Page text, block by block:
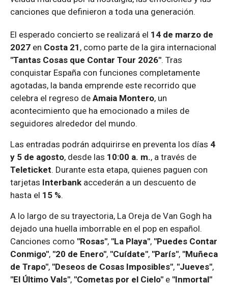
canciones que definieron a toda una generación.
El esperado concierto se realizará el 14 de marzo de
2027 en Costa 21 , como parte de la gira internacional
"Tantas Cosas que Contar Tour 2026". Tras
conquistar España con funciones completamente
agotadas, la banda emprende este recorrido que
celebra el regreso de Amaia Montero, un
acontecimiento que ha emocionado a miles de
seguidores alrededor del mundo.
Las entradas podrán adquirirse en preventa los días 4
y 5 de agosto, desde las 10:00 a. m., a través de
Teleticket. Durante esta etapa, quienes paguen con
tarjetas Interbank accederán a un descuento de
hasta el 15 %.
A lo largo de su trayectoria, La Oreja de Van Gogh ha
dejado una huella imborrable en el pop en español.
Canciones como "Rosas", "La Playa", "Puedes Contar
Conmigo", "20 de Enero", "Cuídate", "París", "Muñeca
de Trapo", "Deseos de Cosas Imposibles", "Jueves",
"El Último Vals", "Cometas por el Cielo" e "Inmortal"